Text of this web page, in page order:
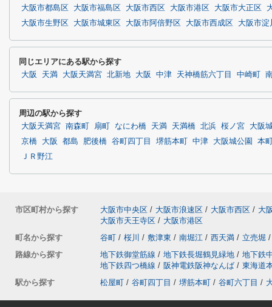
大阪市都島区 大阪市福島区 大阪市西区 大阪市港区 大阪市大正区
大阪市生野区
大阪市城東区 大阪市阿倍野区 大阪市西成区 大阪市淀
同じエリアにある駅から探す
大阪 天満 大阪天満宮 北新地 大阪 中津 天神橋筋六丁目 中崎町
周辺の駅から探す
大阪天満宮 南森町 扇町 なにわ橋 天満 天満橋 北浜 桜ノ宮
大阪
京橋
大阪 都島 肥後橋 谷町四丁目 堺筋本町 中津 大阪城公園
本
ＪＲ野江
市区町村から探す 大阪市中央区 / 大阪市浪速区 / 大阪市西区 / 大
大阪市天王寺区 / 大阪市港区
町名から探す
谷町 / 桜川 / 敷津東 / 南堀江 / 西天満 / 立売堀 /
路線から探す
地下鉄御堂筋線 / 地下鉄長堀鶴見緑地 / 地下鉄
地下鉄四つ橋線 / 阪神電鉄阪神なんば / 東海道
駅から探す
松屋町 / 谷町四丁目 / 堺筋本町 / 谷町六丁目 /